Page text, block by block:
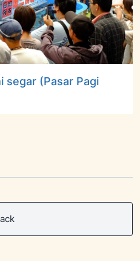
segar (Pasar Pagi